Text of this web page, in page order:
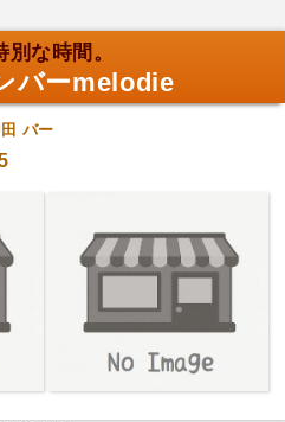
な時間。
バーmelodie
バー